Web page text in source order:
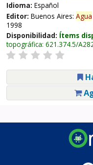
Idioma: Español
Editor: Buenos Aires: Agua
1998
Disponibilidad: Ítems
topográfica: 621.374.5/